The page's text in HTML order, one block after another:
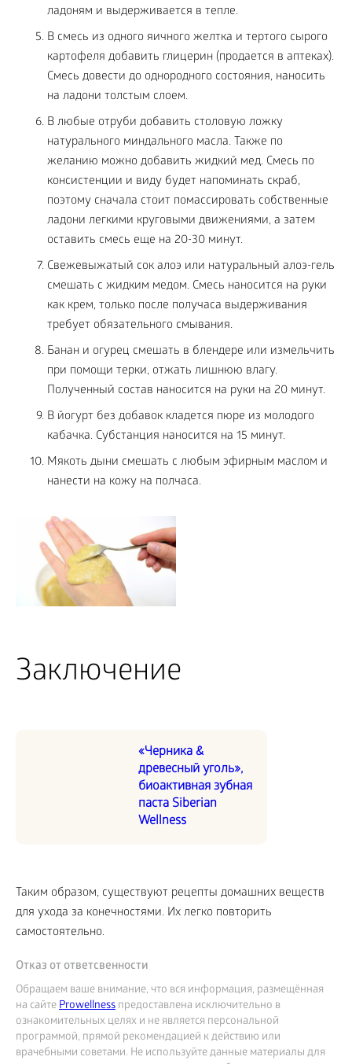
ладоням и выдерживается в тепле.
В смесь из одного яичного желтка и тертого сырого
картофеля добавить глицерин (продается в аптеках).
Смесь довести до однородного состояния, наносить
на ладони толстым слоем.
В любые отруби добавить столовую ложку
натурального миндального масла. Также по
желанию можно добавить жидкий мед. Смесь по
консистенции и виду будет напоминать скраб,
поэтому сначала стоит помассировать собственные
ладони легкими круговыми движениями, а затем
оставить смесь еще на 20-30 минут.
Свежевыжатый сок алоэ или натуральный алоэ-гель
смешать с жидким медом. Смесь наносится на руки
как крем, только после получаса выдерживания
требует обязательного смывания.
Банан и огурец смешать в блендере или измельчить
при помощи терки, отжать лишнюю влагу.
Полученный состав наносится на руки на 20 минут.
В йогурт без добавок кладется пюре из молодого
кабачка. Субстанция наносится на 15 минут.
Мякоть дыни смешать с любым эфирным маслом и
нанести на кожу на полчаса.
Заключение
«Черника &
древесный уголь»,
биоактивная зубная
паста Siberian
Wellness
Таким образом, существуют рецепты домашних веществ
для ухода за конечностями. Их легко повторить
самостоятельно.
Отказ от ответсвенности
Обращаем ваше внимание, что вся информация, размещённая
на сайтеProwellness предоставлена исключительно в
ознакомительных целях и не является персональной
программой, прямой рекомендацией к действию или
врачебными советами. Не используйте данные материалы для